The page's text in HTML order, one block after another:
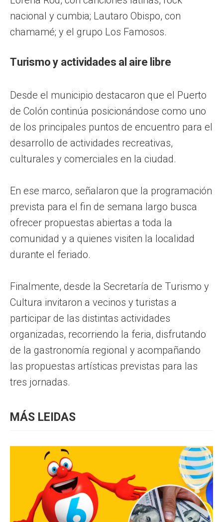
nacional y cumbia; Lautaro Obispo, con
chamamé; y el grupo Los Famosos.
Turismo y actividades al aire libre
Desde el municipio destacaron que el Puerto
de Colón continúa posicionándose como uno
de los principales puntos de encuentro para el
desarrollo de actividades recreativas,
culturales y comerciales en la ciudad.
En ese marco, señalaron que la programación
prevista para el fin de semana largo busca
ofrecer propuestas abiertas a toda la
comunidad y a quienes visiten la localidad
durante el feriado.
Finalmente, desde la Secretaría de Turismo y
Cultura invitaron a vecinos y turistas a
participar de las distintas actividades
organizadas, recorriendo la feria, disfrutando
de la gastronomía regional y acompañando
las propuestas artísticas previstas para las
tres jornadas.
MÁS LEIDAS